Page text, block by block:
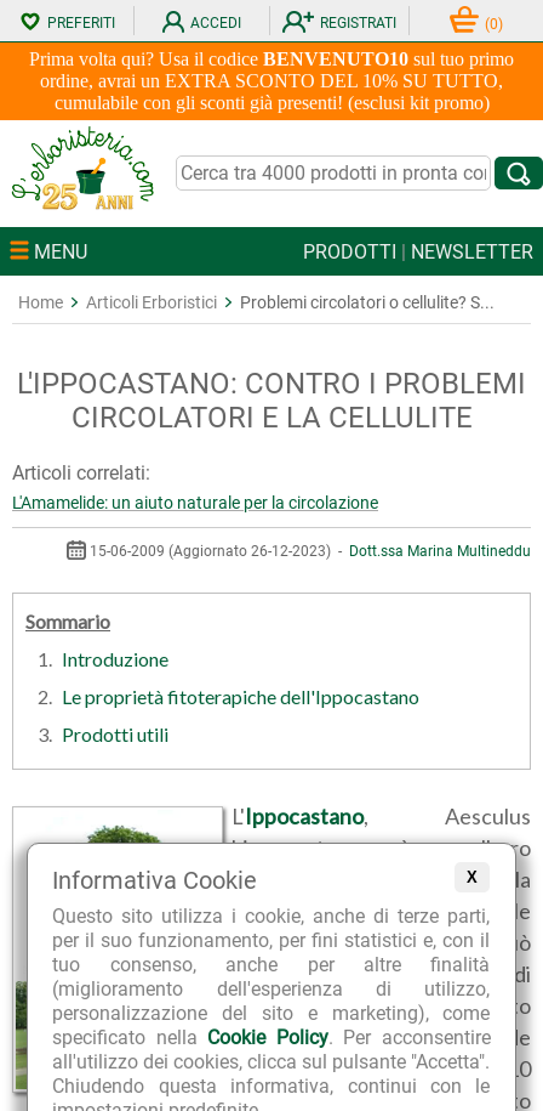
X
Informativa Cookie
Questo sito utilizza i cookie, anche di terze parti,
per il suo funzionamento, per fini statistici e, con il
tuo consenso, anche per altre finalità
(miglioramento dell'esperienza di utilizzo,
personalizzazione del sito e marketing), come
specificato nella Cookie Policy. Per acconsentire
all'utilizzo dei cookies, clicca sul pulsante "Accetta".
Chiudendo questa informativa, continui con le
Prima volta qui? Usa il codice BENVENUTO10 sul tuo primo
ordine, avrai un EXTRA SCONTO DEL 10% SU TUTTO,
cumulabile con gli sconti già presenti! (esclusi kit promo)
PREFERITI ACCEDI REGISTRATI (0)
MENU PRODOTTI | NEWSLETTER
Home Articoli Erboristici Problemi circolatori o cellulite? S...
L'IPPOCASTANO: CONTRO I PROBLEMI
CIRCOLATORI E LA CELLULITE
Articoli correlati:
L'Amamelide: un aiuto naturale per la circolazione
15-06-2009 (Aggiornato 26-12-2023) - Dott.ssa Marina Multineddu
Sommario
Introduzione
Le proprietà fitoterapiche dell'Ippocastano
Prodotti utili
L'Ippocastano, Aesculus
hippocastanum, è un albero
imponente, appartenente alla
famiglia delle
Hippocastanaceae, che può
raggiungere i 25-30 metri di
altezza; l'ampia chioma è molto
compatta e crea una grande
zona ombrosa, larga anche 10
metri, con un portamento